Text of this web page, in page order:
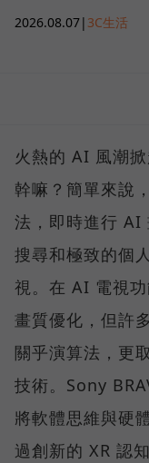
2026.08.07| 3C生活
火熱的 AI 風潮
幹嘛？簡單來說
法，即時進行 AI
搜尋和極致的個
視。在 AI 電視
畫質優化，但許
關乎演算法，更
技術。Sony
將軟體思維與硬
過創新的 XR 認